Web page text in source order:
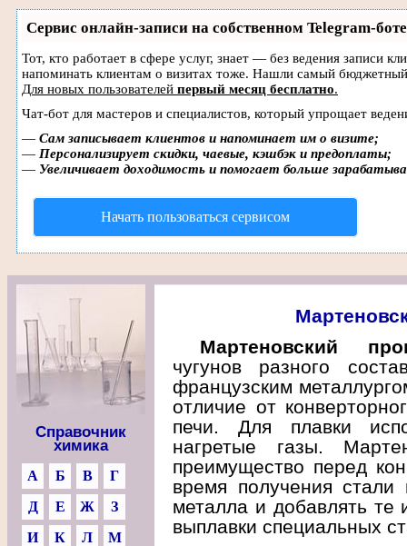
Сервис онлайн-записи на собственном Telegram-боте
Тот, кто работает в сфере услуг, знает — без ведения записи
напоминать клиентам о визитах тоже. Нашли самый
Для новых пользователей первый месяц бесплатно.
Чат-бот для мастеров и специалистов, который упрощает
— Сам записывает клиентов и напоминает им о визите;
— Персонализирует скидки, чаевые, кэшбэк и предоплаты;
— Увеличивает доходимость и помогает больше
Начать пользоваться сервисом
Справочник
химика
А Б В
Г
Д
Е Ж
З
И
К Л
М
Мартеновский
чугунов разного
французским
отличие от
печи. Для плавки
нагретые газы.
преимущество перед
время получения
металла и добавлять
выплавки специальных